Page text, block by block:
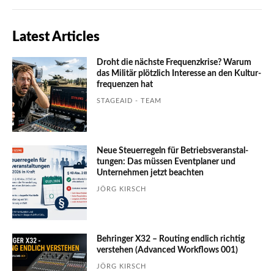
Latest Articles
Droht die nächste Frequenzkrise? Warum
das Mili­tär plötzlich Inte­resse an den Kultur­
fre­quen­zen hat
STAGEAID - TEAM
Neue Steuerregeln für Betriebs­ver­an­stal­
tungen: Das müssen Event­planer und
Unter­nehmen jetzt beachten
JÖRG KIRSCH
Behringer X32 – Routing endlich richtig
verstehen (Advanced Workflows 001)
JÖRG KIRSCH